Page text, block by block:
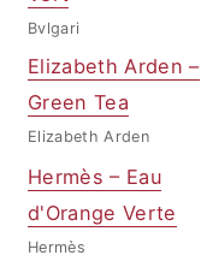
Bvlgari
Elizabeth Arden –
Green Tea
Elizabeth Arden
Hermès – Eau
d'Orange Verte
Hermès